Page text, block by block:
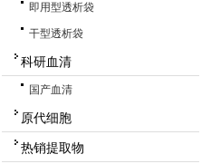
即用型透析袋
干型透析袋
科研血清
国产血清
原代细胞
热销提取物